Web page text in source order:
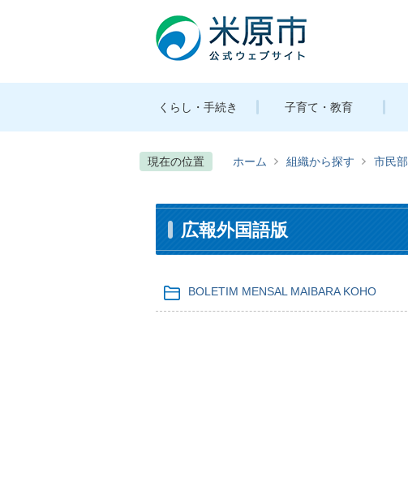
くらし・手続き 子育て・教育
現在の位置 ホーム 組織から探す 市民部
広報外国語版
BOLETIM MENSAL MAIBARA KOHO